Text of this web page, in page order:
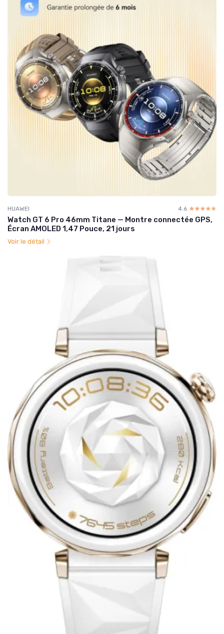
HUAWEI 4.6 ☆☆☆☆☆
★★★★★
Watch GT 6 Pro 46mm Titane — Montre connectée GPS,
Écran AMOLED 1,47 Pouce, 21 jours
Voir le détail